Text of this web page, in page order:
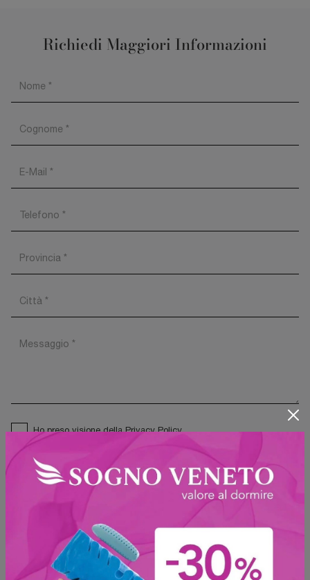
Sfoglia i cataloghi
Richiedi Maggiori Informazioni
Ho preso visione dellaPrivacy Policy
Invia